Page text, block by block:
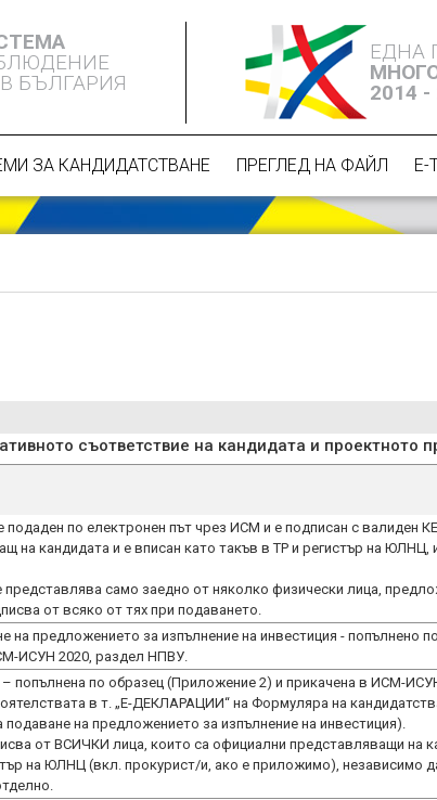
БЪЛГАРИЯ
ЕДНА
2014 -
ЗА КАНДИДАТСТВАНЕ ПРЕГЛЕД НА ФАЙЛ Е-
съответствие на кандидата и проектното
по електронен път чрез ИСМ и е подписан с валиден
на кандидата и е вписан като такъв в ТР и регистър на ЮЛНЦ,
представлява само заедно от няколко физически лица,
от всяко от тях при подаването.
предложението за изпълнение на инвестиция - попълнено
ИСУН 2020, раздел НПВУ.
попълнена по образец (Приложение 2) и прикачена в ИСМ-
в т. „E-ДЕКЛАРАЦИИ“ на Формуляра на
подаване на предложението за изпълнение на инвестиция).
от ВСИЧКИ лица, които са официални представляващи на
на ЮЛНЦ (вкл. прокурист/и, ако е приложимо), независимо